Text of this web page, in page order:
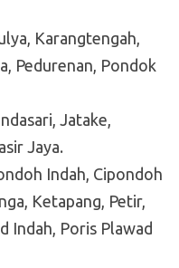
Karangtengah,
Pedurenan, Pondok
Jatake,
Jaya.
Indah, Cipondoh
Ketapang, Petir,
Indah, Poris Plawad